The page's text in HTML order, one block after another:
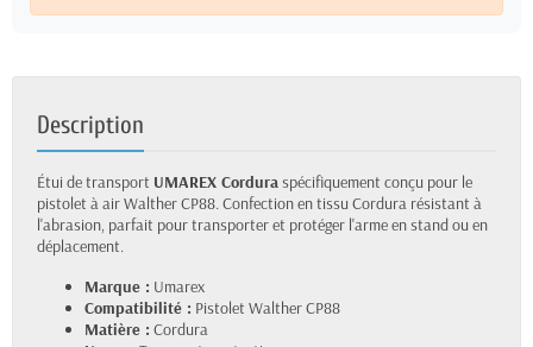
Description
Étui de transport UMAREX Corduraspécifiquement conçu pour le
pistolet à air Walther CP88. Confection en tissu Cordura résistant à
l'abrasion, parfait pour transporter et protéger l'arme en stand ou en
déplacement.
Marque : Umarex
Compatibilité : Pistolet Walther CP88
Matière : Cordura